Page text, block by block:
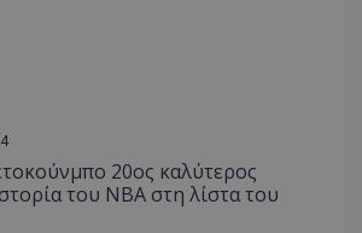
20ος καλύτερος
του NBA στη λίστα του